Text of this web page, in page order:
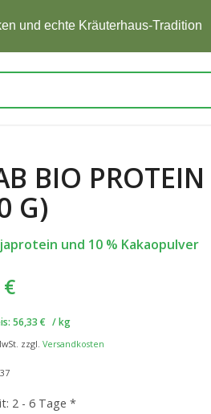
und5 € Rabatterhalten
BIO
G)
und 10 % Kakaopulver
€
56,33 € /kg
zzgl. Versandkosten
2 - 6 Tage *